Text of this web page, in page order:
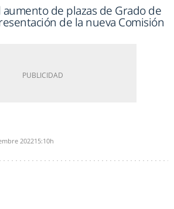
aumento de plazas de Grado de
de la nueva Comisión
202215:10h